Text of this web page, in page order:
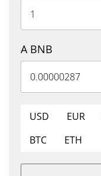
A BNB
USD EUR
BTC
ETH